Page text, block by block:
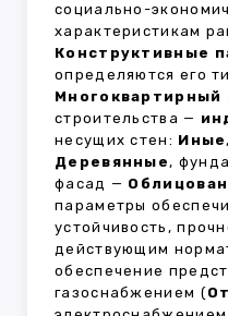
социально-
характеристикам
Конструктивные
определяются его
Многоквартирный
строительства —
несущих стен: Иные
Деревянные,
фасад —
параметры
устойчивость,
действующим
обеспечение
газоснабжением (